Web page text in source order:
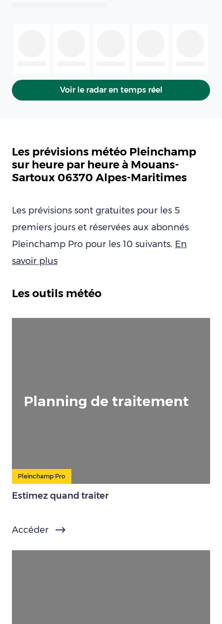
Voir le radar en temps réel
Les prévisions météo Pleinchamp
sur heure par heure à Mouans-
Sartoux 06370 Alpes-Maritimes
Les prévisions sont gratuites pour les 5
premiers jours et réservées aux abonnés
Pleinchamp Pro pour les 10 suivants. En
savoir plus
Les outils météo
Planning de traitement
Pleinchamp Pro
Estimez quand traiter
Accéder